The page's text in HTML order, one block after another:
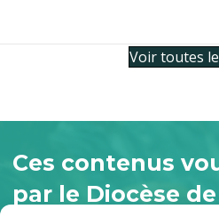
Voir toutes
Ces contenus
par le Diocèse